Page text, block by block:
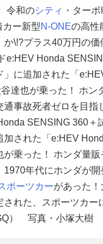
令和のシティ ・ター
ー新型N-ONEの高性
か\!?プラス40万円の
e:HEV Honda
」に追加された「
達也が乗った！ ホン
通事故死者ゼロを目
SENSING 360＋
加された「e:HEV
が乗った！ ホンダ量
1970年代にホンダが
ポーツカーがあった
された、スポーツカー
） 写真・小塚大樹